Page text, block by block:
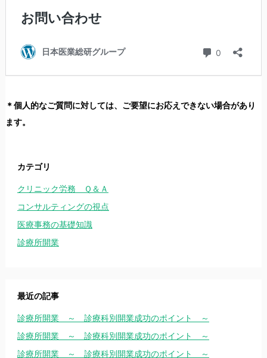
＊個人的なご質問に対しては、ご要望にお応えできない場合があり
ます。
カテゴリ
クリニック労務 Ｑ＆Ａ
コンサルティングの視点
医療事務の基礎知識
診療所開業
最近の記事
診療所開業 ～ 診療科別開業成功のポイント ～
診療所開業 ～ 診療科別開業成功のポイント ～
診療所開業 ～ 診療科別開業成功のポイント ～